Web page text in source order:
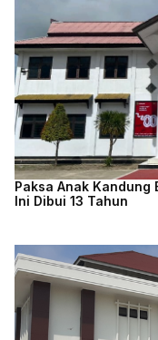
Paksa Anak Kandung
Ini Dibui 13 Tahun